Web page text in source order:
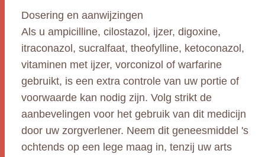
Dosering en aanwijzingen
Als u ampicilline, cilostazol, ijzer, digoxine,
itraconazol, sucralfaat, theofylline, ketoconazol,
vitaminen met ijzer, vorconizol of warfarine
gebruikt, is een extra controle van uw portie of
voorwaarde kan nodig zijn. Volg strikt de
aanbevelingen voor het gebruik van dit medicijn
door uw zorgverlener. Neem dit geneesmiddel 's
ochtends op een lege maag in, tenzij uw arts